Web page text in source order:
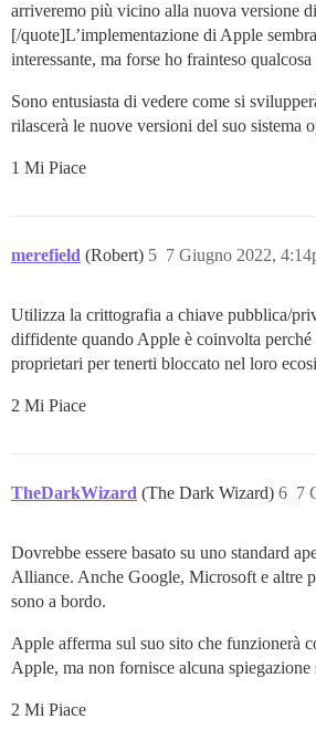
arriveremo più vicino alla nuova versione
[/quote]L’implementazione di Apple
interessante, ma forse ho frainteso
Sono entusiasta di vedere come si
rilascerà le nuove versioni del suo sistema
1 Mi Piace
merefield (Robert) 7 Giugno 2022,
5
Utilizza la crittografia a chiave pubblica/
diffidente quando Apple è coinvolta perché
proprietari per tenerti bloccato nel loro
2 Mi Piace
TheDarkWizard (The Dark Wizard) 7
6
Dovrebbe essere basato su uno standard
Alliance. Anche Google, Microsoft e altre
sono a bordo.
Apple afferma sul suo sito che funzionerà
Apple, ma non fornisce alcuna spiegazione
2 Mi Piace